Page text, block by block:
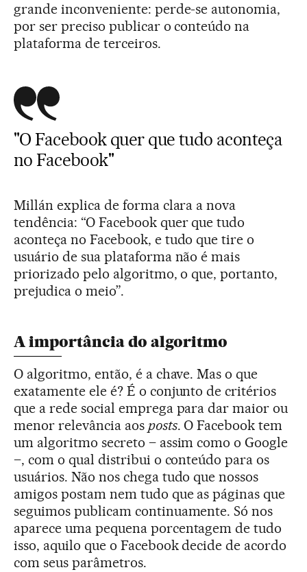
grande inconveniente: perde-se autonomia,
por ser preciso publicar o conteúdo na
plataforma de terceiros.
"O Facebook quer que tudo aconteça
no Facebook"
Millán explica de forma clara a nova
tendência: “O Facebook quer que tudo
aconteça no Facebook, e tudo que tire o
usuário de sua plataforma não é mais
priorizado pelo algoritmo, o que, portanto,
prejudica o meio”.
A importância do algoritmo
O algoritmo, então, é a chave. Mas o que
exatamente ele é? É o conjunto de critérios
que a rede social emprega para dar maior ou
menor relevância aos posts. O Facebook tem
um algoritmo secreto – assim como o Google
–, com o qual distribui o conteúdo para os
usuários. Não nos chega tudo que nossos
amigos postam nem tudo que as páginas que
seguimos publicam continuamente. Só nos
aparece uma pequena porcentagem de tudo
isso, aquilo que o Facebook decide de acordo
com seus parâmetros.